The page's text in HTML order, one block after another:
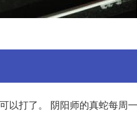
打了。 阴阳师的真蛇每周